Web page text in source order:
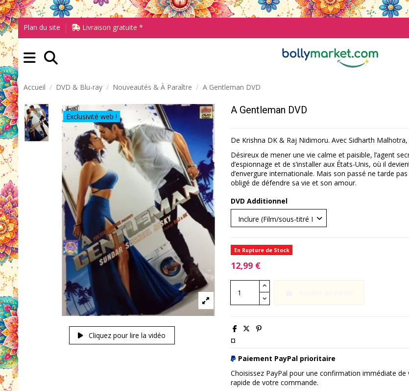
Plan du site Livraison gratuite *
Accueil DVD & Blu-ray Nouveautés & À Paraître A Gentleman DVD
Exclusivité web !
Cliquez pour lire la vidéo
A Gentleman DVD
De Krishna DK & Raj Nidimoru. Avec Sidharth Malhotra,
Désireux de mener une vie calme et paisible, l’agent
d’espionnage et de s’installer aux États-Unis, où il
d’envergure internationale. Mais son passé ne tarde
obligé de défendre sa vie et son amour.
DVD Additionnel
En Rupture de Stock
12,99 €
¤
Paiement PayPal prioritaire
Choisissez PayPal pour une confirmation immédiate
rapide de votre commande.